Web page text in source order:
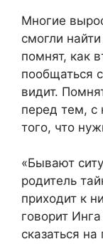
Многие
смогли
помнят, как
пообщаться
видит.
перед тем, с
того, что
«Бывают
родитель
приходит к
говорит
сказаться